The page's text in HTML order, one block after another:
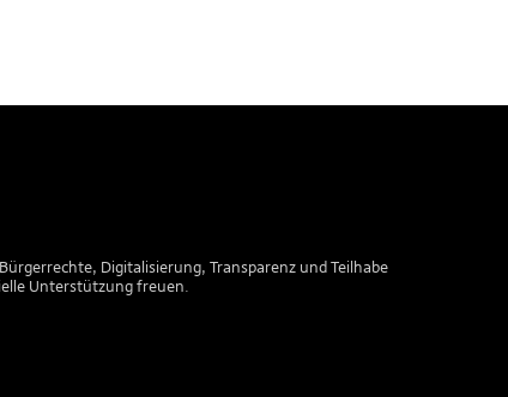
Digitalisierung, Transparenz und Teilhabe
Unterstützung freuen.